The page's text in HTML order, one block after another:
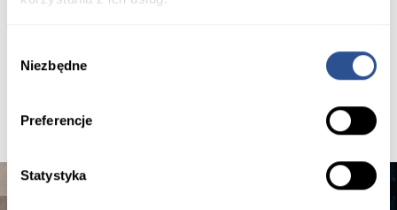
zgody
Niezbędne
Preferencje
Statystyka
okresie zimowym. Pozwoli to przedłużyć ich żywotność i